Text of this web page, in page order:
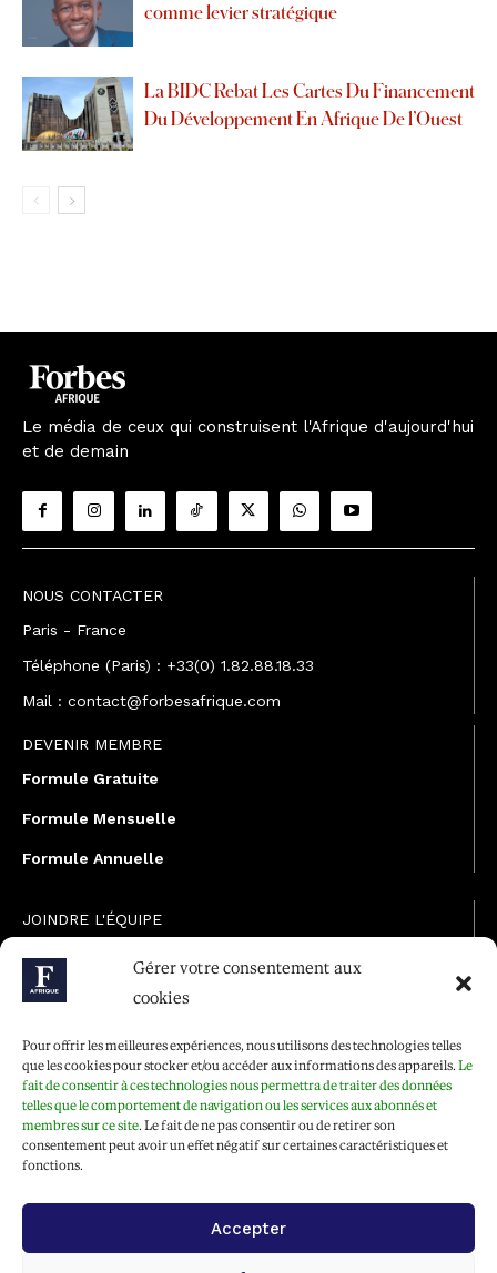
Gérer votre consentement aux
cookies
Pour offrir les meilleures expériences, nous utilisons des technologies telles
que les cookies pour stocker et/ou accéder aux informations des appareils. Le
fait de consentir à ces technologies nous permettra de traiter des données
telles que le comportement de navigation ou les services aux abonnés et
membres sur ce site. Le fait de ne pas consentir ou de retirer son
consentement peut avoir un effet négatif sur certaines caractéristiques et
fonctions.
Accepter
comme levier stratégique
La BIDC Rebat Les Cartes Du Financement
Du Développement En Afrique De l’Ouest
Le média de ceux qui construisent l'Afrique d'aujourd'hui
et de demain
NOUS CONTACTER
Paris - France
Téléphone (Paris) : +33(0) 1.82.88.18.33
Mail : contact@forbesafrique.com
DEVENIR MEMBRE
Formule Gratuite
Formule Mensuelle
Formule Annuelle
JOINDRE L'ÉQUIPE
Rédaction
Service partenariat
Développement commercial
Communiquer avec Forbes Afrique
Média Kit 2026
Abonnez-vous à la newsletter de Forbes Afrique et